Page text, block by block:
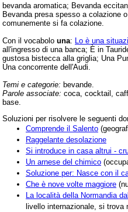
bevanda aromatica; Bevanda
Bevanda presa spesso a colazione
comunemente si fa colazione.
Con il vocabolo una: Lo è una
all'ingresso di una banca; È in
gustosa bistecca alla griglia; Una
Una concorrente dell'Audi.
Temi e categorie: bevande.
Parole associate: coca, cocktail,
base.
Soluzioni per risolvere le seguenti
Comprende il Salento
Raggelante desolazione
Si introduce in casa altrui -
Un arnese del chimico
Soluzione per: Nasce con il
Che è nove volte maggiore
La località della Normandia
livello internazionale, si trova